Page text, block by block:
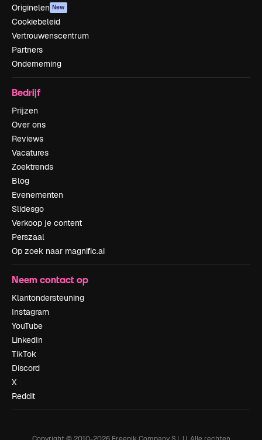
Originelen New
Cookiebeleid
Vertrouwenscentrum
Partners
Onderneming
Bedrijf
Prijzen
Over ons
Reviews
Vacatures
Zoektrends
Blog
Evenementen
Slidesgo
Verkoop je content
Perszaal
Op zoek naar magnific.ai
Neem contact op
Klantondersteuning
Instagram
YouTube
LinkedIn
TikTok
Discord
X
Reddit